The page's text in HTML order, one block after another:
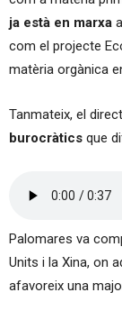
ja està en marxa
com el projecte
matèria orgànica
Tanmateix, el
burocràtics que
Palomares va
Units i la Xina, on
afavoreix una